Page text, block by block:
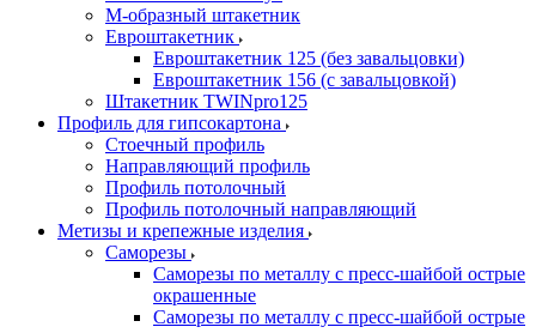
М-образный штакетник
Евроштакетник
Евроштакетник 125 (без завальцовки)
Евроштакетник 156 (с завальцовкой)
Штакетник TWINpro125
Профиль для гипсокартона
Стоечный профиль
Направляющий профиль
Профиль потолочный
Профиль потолочный направляющий
Метизы и крепежные изделия
Саморезы
Саморезы по металлу с пресс-шайбой острые
окрашенные
Саморезы по металлу с пресс-шайбой острые